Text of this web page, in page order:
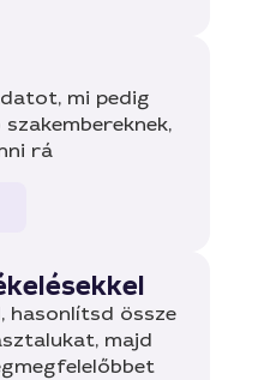
mi pedig
rá
hasonlítsd össze
majd